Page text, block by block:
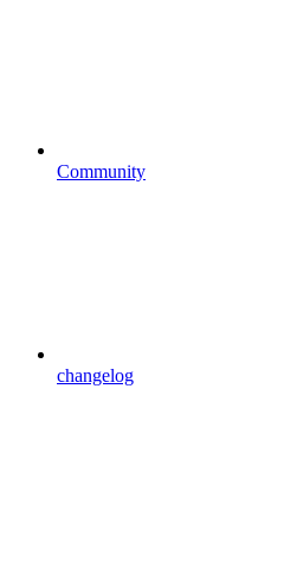
Community
changelog